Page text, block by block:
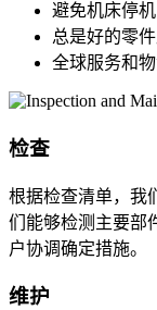
避免机床停机
总是好的零
全球服务和
检查
根据检查清单，我
们能够检测主要部
户协调确定措施。
维护